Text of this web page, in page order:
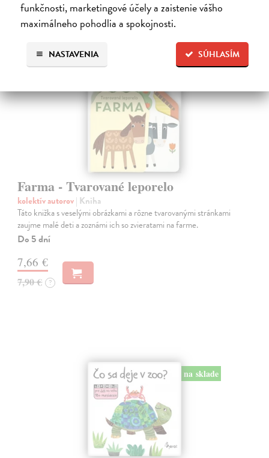
funkčnosti, marketingové účely a zaistenie vášho
maximálneho pohodlia a spokojnosti.
SÚHLASÍM
NASTAVENIA
Farma - Tvarované leporelo
kolektív autorov| Kniha
Táto knižka s veselými obrázkami a rôzne tvarovanými stránkami
zaujme malé deti a zoznámi ich so zvieratami na farme.
Do 5 dní
7,66 €
7,90 € ?
na sklade